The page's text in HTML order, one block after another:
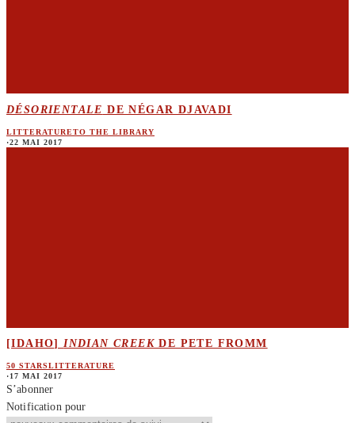
DÉSORIENTALE DE NÉGAR DJAVADI
LITTERATURETO THE LIBRARY
·22 MAI 2017
[IDAHO]INDIAN CREEK DE PETE FROMM
50 STARSLITTERATURE
·17 MAI 2017
S’abonner
Notification pour